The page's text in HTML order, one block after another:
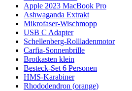
Apple 2023 MacBook Pro
Ashwaganda Extrakt
Mikrofaser-Wischmopp
USB C Adapter
Schellenberg-Rollladenmotor
Carfia-Sonnenbrille
Brotkasten klein
Besteck-Set 6 Personen
HMS-Karabiner
Rhododendron (orange)